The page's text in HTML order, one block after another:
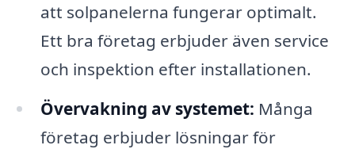
att solpanelerna fungerar optimalt.
Ett bra företag erbjuder även service
och inspektion efter installationen.
Övervakning av systemet: Många
företag erbjuder lösningar för